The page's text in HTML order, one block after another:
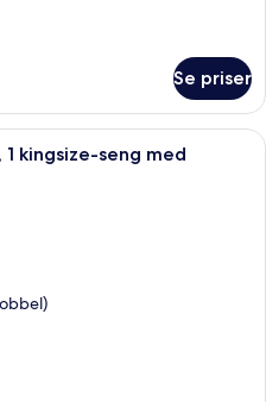
Se priser
Toetasjesleilighet – signature, 1
kingsize-seng med